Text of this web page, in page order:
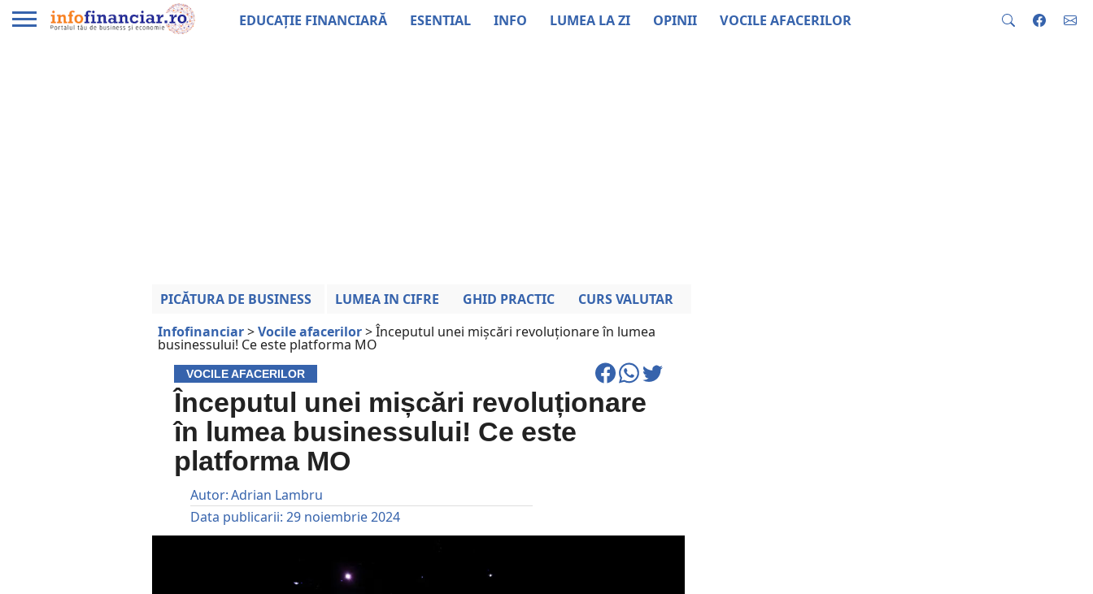
EDUCAȚIE FINANCIARĂ ESENTIAL INFO LUMEA LA ZI OPINII VOCILE AFACERILOR
PICĂTURA DE BUSINESS LUMEA IN CIFRE GHID PRACTIC
CURS VALUTAR
Infofinanciar>Vocile afacerilor>Începutul unei mișcări revoluționare în lumea
businessului! Ce este platforma MO
VOCILE AFACERILOR
Începutul unei mișcări revoluționare
în lumea businessului! Ce este
platforma MO
Autor:Adrian Lambru
Data publicarii: 29 noiembrie 2024